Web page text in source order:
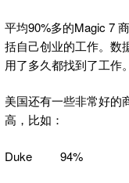
平均90%多的Magic 7
括自己创业的工作。数
用了多久都找到了工作。
美国还有一些非常好的
高，比如：
Duke 94%